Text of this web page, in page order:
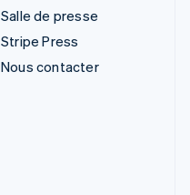
Salle de presse
Stripe Press
Nous contacter